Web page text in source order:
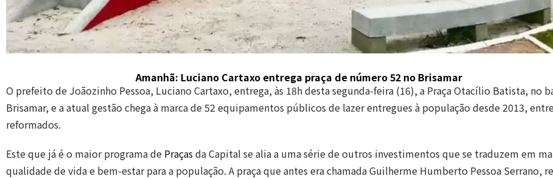
Amanhã: Luciano Cartaxo entrega praça de número 52 no Brisamar
O prefeito de Joãozinho Pessoa, Luciano Cartaxo, entrega, às 18h desta segunda-feira (16), a Praça Otacílio Batista, no
Brisamar, e a atual gestão chega à marca de 52 equipamentos públicos de lazer entregues à população desde 2013,
reformados.
Este que já é o maior programa de Praçasda Capital se alia a uma série de outros investimentos que se traduzem em
qualidade de vida e bem-estar para a população. A praça que antes era chamada Guilherme Humberto Pessoa Serrano,